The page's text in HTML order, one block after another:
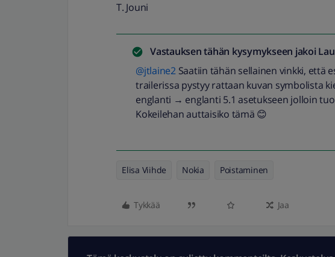
T. Jouni
Vastauksen tähän kysymykseen jakoi
@jtlaine2Saatiin tähän sellainen vinkki, että
trailerissa pystyy rattaan kuvan symbolista
englanti → englanti 5.1 asetukseen jolloin
Kokeilehan auttaisiko tämä 😊
Elisa Viihde Nokia Poistaminen
Tykkää Jaa